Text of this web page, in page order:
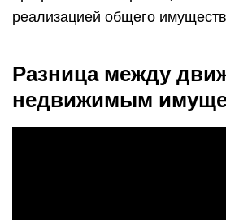
реализацией общего
Разница между
недвижимым